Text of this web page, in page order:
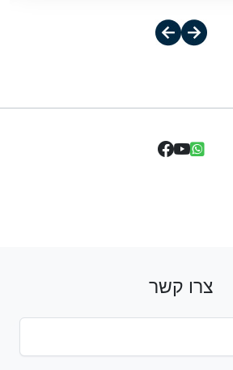
צרו קשר